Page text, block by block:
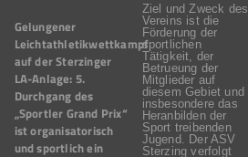
Gelungener
Leichtathletikwettkampf
auf der Sterzinger
LA-Anlage: 5.
Durchgang des
„Sportler Grand Prix“
ist organisatorisch
und sportlich ein
Ziel und Zweck des
Vereins ist die
Förderung der
sportlichen
Tätigkeit, der
Betrueung der
Mitglieder auf
diesem Gebiet und
insbesondere das
Heranbilden der
Sport treibenden
Jugend. Der ASV
Sterzing verfolgt